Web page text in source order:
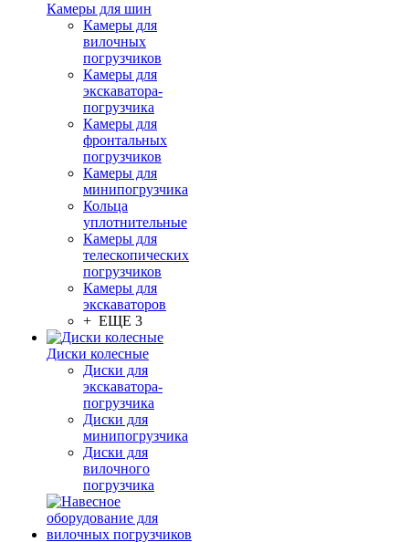
Камеры для шин
Камеры для
вилочных
погрузчиков
Камеры для
экскаватора-
погрузчика
Камеры для
фронтальных
погрузчиков
Камеры для
минипогрузчика
Кольца
уплотнительные
Камеры для
телескопических
погрузчиков
Камеры для
экскаваторов
+ ЕЩЕ 3
Диски колесные
Диски для
экскаватора-
погрузчика
Диски для
минипогрузчика
Диски для
вилочного
погрузчика